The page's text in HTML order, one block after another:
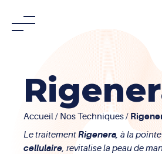
content
Accueil/ Nos Techniques/
Le traitementRigenera, à la
cellulaire, revitalise la peau de